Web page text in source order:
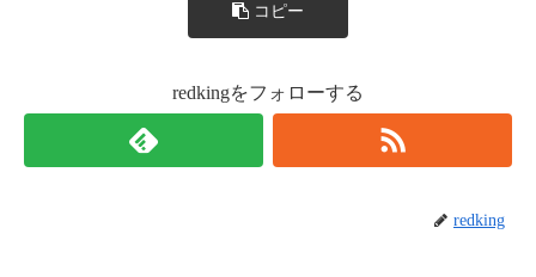
コピー
redkingをフォローする
redking